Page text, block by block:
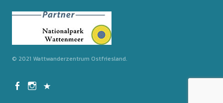
© 2021 Wattwanderzentrum Ostfriesland